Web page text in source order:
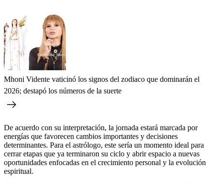
Mhoni Vidente vaticinó los signos del zodiaco que dominarán el
2026; destapó los números de la suerte
De acuerdo con su interpretación, la jornada estará marcada por
energías que favorecen cambios importantes y decisiones
determinantes. Para el astrólogo, este sería un momento ideal para
cerrar etapas que ya terminaron su ciclo y abrir espacio a nuevas
oportunidades enfocadas en el crecimiento personal y la evolución
espiritual.